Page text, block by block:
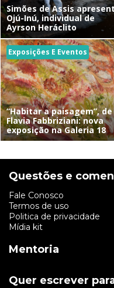
Simões de Assis
Ojú-Inú, individual de
Ayrson Heráclito
Exposições E Eventos
“Habitar a paisagem”, de
Flavia Fabbriziani: nova
exposição na Galeria 18
Questões e
Fale Conosco
Termos de uso
Politica de privacidade
Mídia kit
Mentoria
Quer escrever